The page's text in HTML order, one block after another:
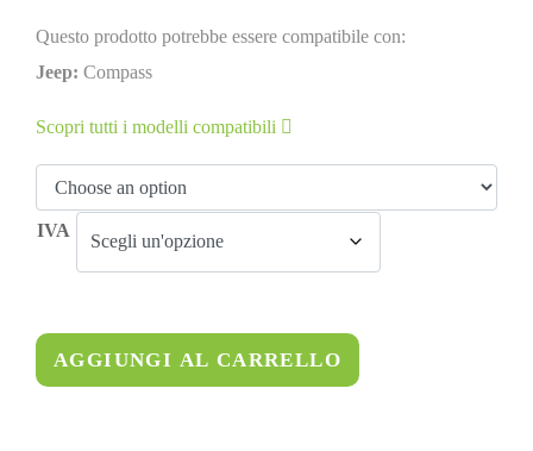
Questo prodotto potrebbe essere compatibile con:
Jeep: Compass
Scopri tutti i modelli compatibili
IVA
AGGIUNGI AL CARRELLO